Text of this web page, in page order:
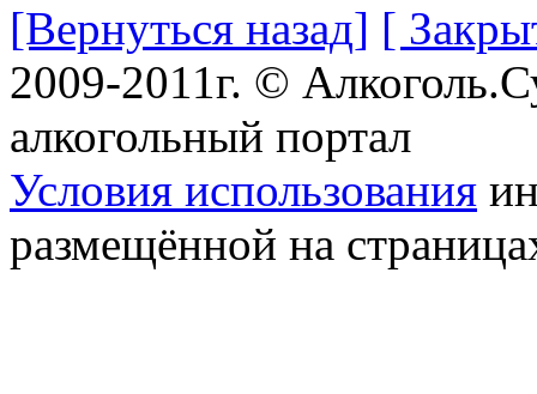
[Вернуться назад] [
2009-2011г. ©
алкогольный портал
Условия использования
размещённой на